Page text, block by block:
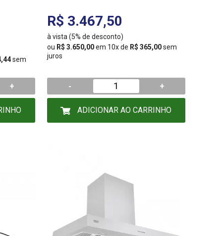
sem
+
R$ 3.467,50
à vista (5% de desconto)
ou R$ 3.650,00em 10x de R$ 365,00sem
juros
- +
ADICIONAR AO CARRINHO